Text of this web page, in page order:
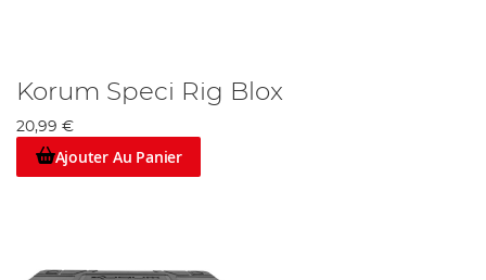
Korum Speci Rig Blox
20,99 €
Ajouter Au Panier